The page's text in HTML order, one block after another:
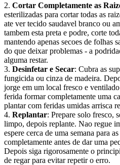
2. Cortar Completamente as
esterilizadas para cortar todas as
ate ver tecido saudavel branco ou
tambem esta preta e podre, corte
mantendo apenas secoes de folhas
do que deixar problemas - a
alguma restar.
3. Desinfetar e Secar: Cubra as
fungicida ou cinza de madeira.
jorge em um local fresco e
ferida formar completamente uma
plantar com feridas umidas arrisca
4. Replantar: Prepare solo fresco,
limpo, depois replante. Nao regue
espere cerca de uma semana para
completamente antes de dar uma
Depois siga rigorosamente o
de regar para evitar repetir o erro.